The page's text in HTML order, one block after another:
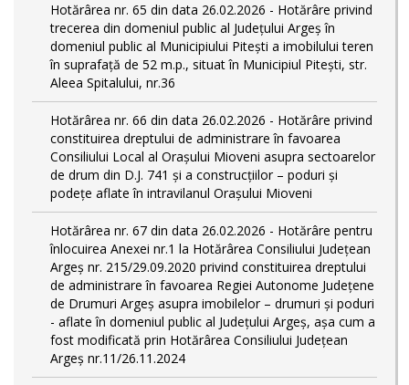
Hotărârea nr. 65 din data 26.02.2026 - Hotărâre privind
trecerea din domeniul public al Judeţului Argeş în
domeniul public al Municipiului Pitești a imobilului teren
în suprafață de 52 m.p., situat în Municipiul Pitești, str.
Aleea Spitalului, nr.36
Hotărârea nr. 66 din data 26.02.2026 - Hotărâre privind
constituirea dreptului de administrare în favoarea
Consiliului Local al Orașului Mioveni asupra sectoarelor
de drum din D.J. 741 și a construcțiilor – poduri și
podețe aflate în intravilanul Orașului Mioveni
Hotărârea nr. 67 din data 26.02.2026 - Hotărâre pentru
înlocuirea Anexei nr.1 la Hotărârea Consiliului Județean
Argeș nr. 215/29.09.2020 privind constituirea dreptului
de administrare în favoarea Regiei Autonome Judeţene
de Drumuri Argeş asupra imobilelor – drumuri şi poduri
- aflate în domeniul public al Judeţului Argeş, așa cum a
fost modificată prin Hotărârea Consiliului Județean
Argeș nr.11/26.11.2024